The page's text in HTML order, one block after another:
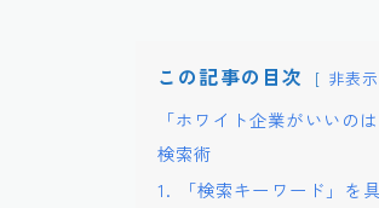
この記事の目次 非表示
「ホワイト企業がいいの
検索術
1. 「検索キーワード」を